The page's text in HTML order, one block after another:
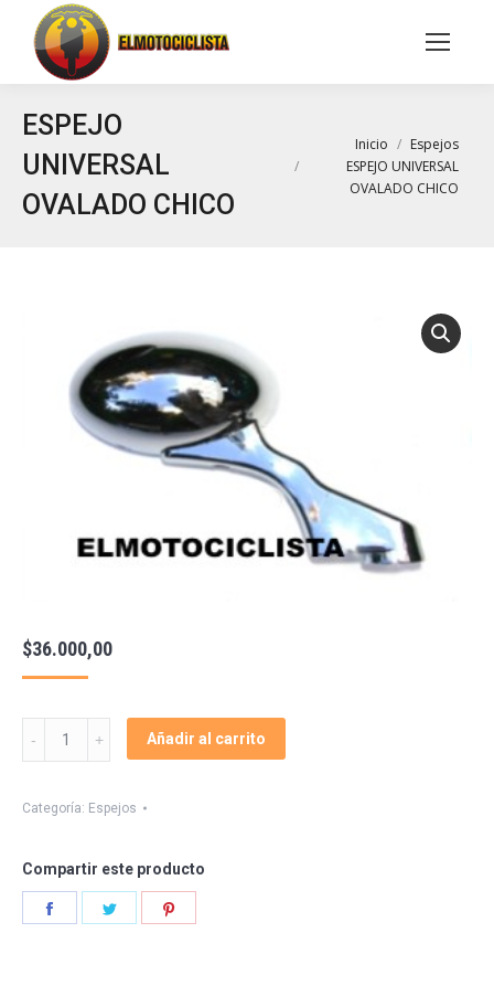
Buscar:
ESPEJO
UNIVERSAL
OVALADO CHICO
Inicio
Espejos
ESPEJO UNIVERSAL
OVALADO CHICO
$36.000,00
ESPEJO
CHICO
Añadir al carrito
Categoría: Espejos
Compartir este producto